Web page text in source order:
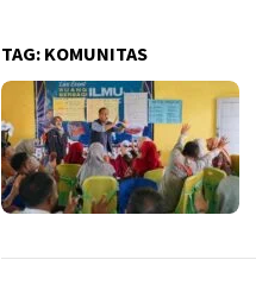
TAG: KOMUNITAS